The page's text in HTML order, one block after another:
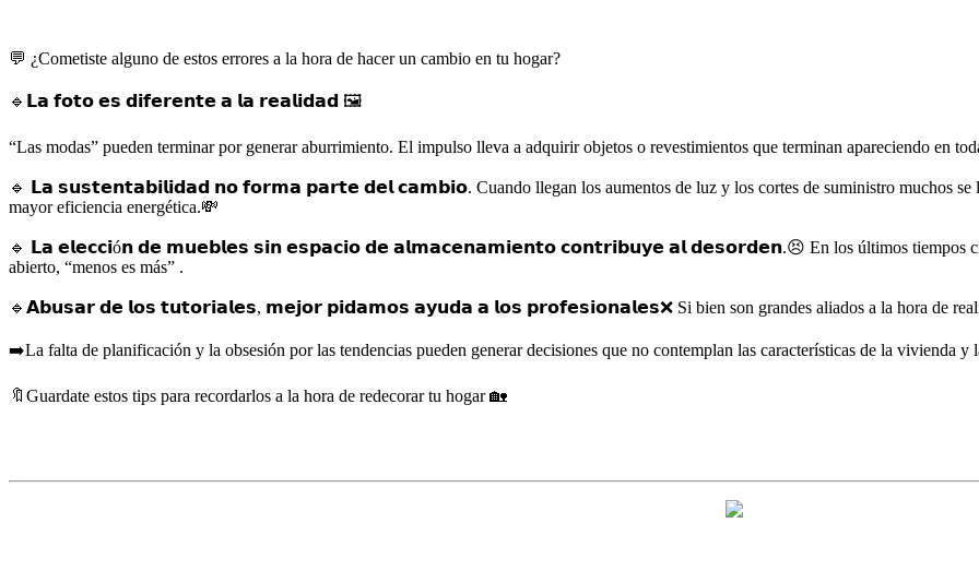
💬 ¿Cometiste alguno de estos errores a la hora de hacer un cambio en tu hogar?
🔹𝗟𝗮 𝗳𝗼𝘁𝗼 𝗲𝘀 𝗱𝗶𝗳𝗲𝗿𝗲𝗻𝘁𝗲 𝗮 𝗹𝗮 𝗿𝗲𝗮𝗹𝗶𝗱𝗮𝗱 🖼️
“Las modas” pueden terminar por generar aburrimiento. El impulso lleva a adquirir objetos o revestimientos que terminan apareciendo en
🔹 𝗟𝗮 𝘀𝘂𝘀𝘁𝗲𝗻𝘁𝗮𝗯𝗶𝗹𝗶𝗱𝗮𝗱 𝗻𝗼 𝗳𝗼𝗿𝗺𝗮 𝗽𝗮𝗿𝘁𝗲 𝗱𝗲𝗹 𝗰𝗮𝗺𝗯𝗶𝗼. Cuando llegan los aumentos de luz y los cortes de suministro muchos se
mayor eficiencia energética.💸
🔹 𝗟𝗮 𝗲𝗹𝗲𝗰𝗰𝗶ó𝗻 𝗱𝗲 𝗺𝘂𝗲𝗯𝗹𝗲𝘀 𝘀𝗶𝗻 𝗲𝘀𝗽𝗮𝗰𝗶𝗼 𝗱𝗲 𝗮𝗹𝗺𝗮𝗰𝗲𝗻𝗮𝗺𝗶𝗲𝗻𝘁𝗼 𝗰𝗼𝗻𝘁𝗿𝗶𝗯𝘂𝘆𝗲 𝗮𝗹 𝗱𝗲𝘀𝗼𝗿𝗱𝗲𝗻.😣 En los últimos tiempos creció
abierto, “menos es más” .
🔹𝗔𝗯𝘂𝘀𝗮𝗿 𝗱𝗲 𝗹𝗼𝘀 𝘁𝘂𝘁𝗼𝗿𝗶𝗮𝗹𝗲𝘀, 𝗺𝗲𝗷𝗼𝗿 𝗽𝗶𝗱𝗮𝗺𝗼𝘀 𝗮𝘆𝘂𝗱𝗮 𝗮 𝗹𝗼𝘀 𝗽𝗿𝗼𝗳𝗲𝘀𝗶𝗼𝗻𝗮𝗹𝗲𝘀❌ Si bien son grandes aliados a la hora de
➡️La falta de planificación y la obsesión por las tendencias pueden generar decisiones que no contemplan las características de la vivienda y
🔖Guardate estos tips para recordarlos a la hora de redecorar tu hogar 🏡